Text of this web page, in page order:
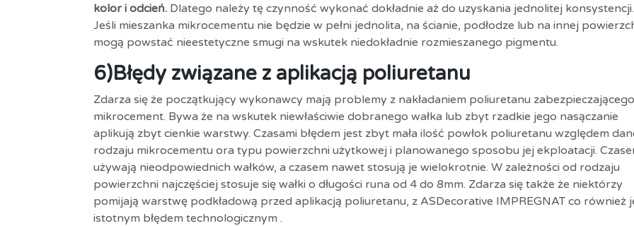
kolor i odcień. Dlatego należy tę czynność wykonać dokładnie aż do uzyskania jednolitej konsystencji.
Jeśli mieszanka mikrocementu nie będzie w pełni jednolita, na ścianie, podłodze lub na innej
mogą powstać nieestetyczne smugi na wskutek niedokładnie rozmieszanego pigmentu.
6)Błędy związane z aplikacją poliuretanu
Zdarza się że początkujący wykonawcy mają problemy z nakładaniem poliuretanu zabezpieczającego
mikrocement. Bywa że na wskutek niewłaściwie dobranego wałka lub zbyt rzadkie jego nasączanie
aplikują zbyt cienkie warstwy. Czasami błędem jest zbyt mała ilość powłok poliuretanu względem
rodzaju mikrocementu ora typu powierzchni użytkowej i planowanego sposobu jej ekploatacji.
używają nieodpowiednich wałków, a czasem nawet stosują je wielokrotnie. W zależności od rodzaju
powierzchni najczęściej stosuje się wałki o długości runa od 4 do 8mm. Zdarza się także że niektórzy
pomijają warstwę podkładową przed aplikacją poliuretanu, z ASDecorative IMPREGNAT co również
istotnym błędem technologicznym .